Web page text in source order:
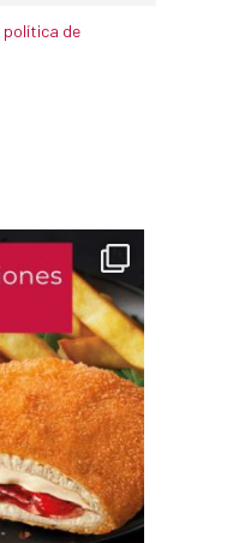
política de